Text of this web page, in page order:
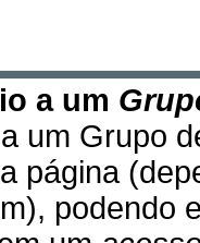
a um
um Grupo
página
podendo